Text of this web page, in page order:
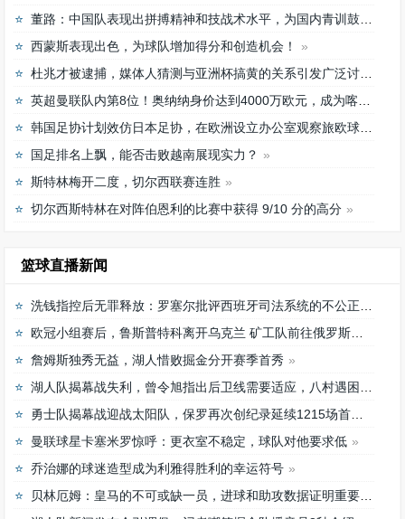
董路：中国队表现出拼搏精神和技战术水平，为国内青训鼓舞
西蒙斯表现出色，为球队增加得分和创造机会！
杜兆才被逮捕，媒体人猜测与亚洲杯搞黄的关系引发广泛讨论
英超曼联队内第8位！奥纳纳身价达到4000万欧元，成为喀麦隆最贵门将
韩国足协计划效仿日本足协，在欧洲设立办公室观察旅欧球员的身体情况
国足排名上飘，能否击败越南展现实力？
斯特林梅开二度，切尔西联赛连胜
切尔西斯特林在对阵伯恩利的比赛中获得 9/10 分的高分
篮球直播新闻
洗钱指控后无罪释放：罗塞尔批评西班牙司法系统的不公正待遇
欧冠小组赛后，鲁斯普特科离开乌克兰 矿工队前往俄罗斯，未来发展如何？
詹姆斯独秀无益，湖人惜败掘金分开赛季首秀
湖人队揭幕战失利，曾令旭指出后卫线需要适应，八村遇困难
勇士队揭幕战迎战太阳队，保罗再次创纪录延续1215场首发之路
曼联球星卡塞米罗惊呼：更衣室不稳定，球队对他要求低
乔治娜的球迷造型成为利雅得胜利的幸运符号
贝林厄姆：皇马的不可或缺一员，进球和助攻数据证明重要性